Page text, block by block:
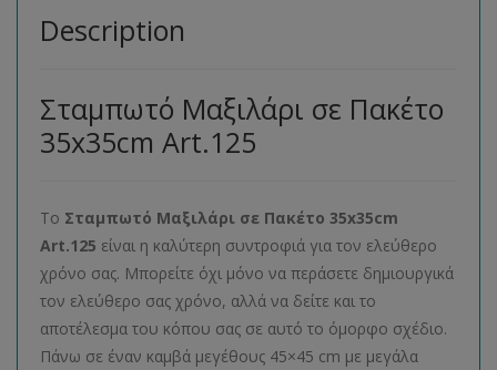
Description
Σταμπωτό Μαξιλάρι σε Πακέτο
35x35cm Art.125
Το Σταμπωτό Μαξιλάρι σε Πακέτο 35x35cm
Art.125 είναι η καλύτερη συντροφιά για τον ελεύθερο
χρόνο σας. Μπορείτε όχι μόνο να περάσετε δημιουργικά
τον ελεύθερο σας χρόνο, αλλά να δείτε και το
αποτέλεσμα του κόπου σας σε αυτό το όμορφο σχέδιο.
Πάνω σε έναν καμβά μεγέθους 45×45 cm με μεγάλα